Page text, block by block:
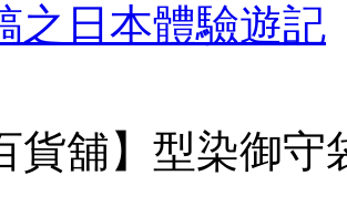
之日本體驗遊記
貨舖】型染御守